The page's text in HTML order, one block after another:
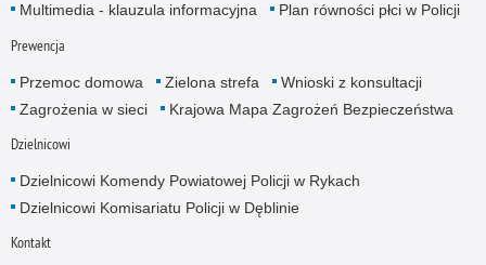
Multimedia - klauzula informacyjna
Plan równości płci w Policji
Prewencja
Przemoc domowa Zielona strefa
Wnioski z konsultacji
Zagrożenia w sieci
Krajowa Mapa Zagrożeń Bezpieczeństwa
Dzielnicowi
Dzielnicowi Komendy Powiatowej Policji w Rykach
Dzielnicowi Komisariatu Policji w Dęblinie
Kontakt